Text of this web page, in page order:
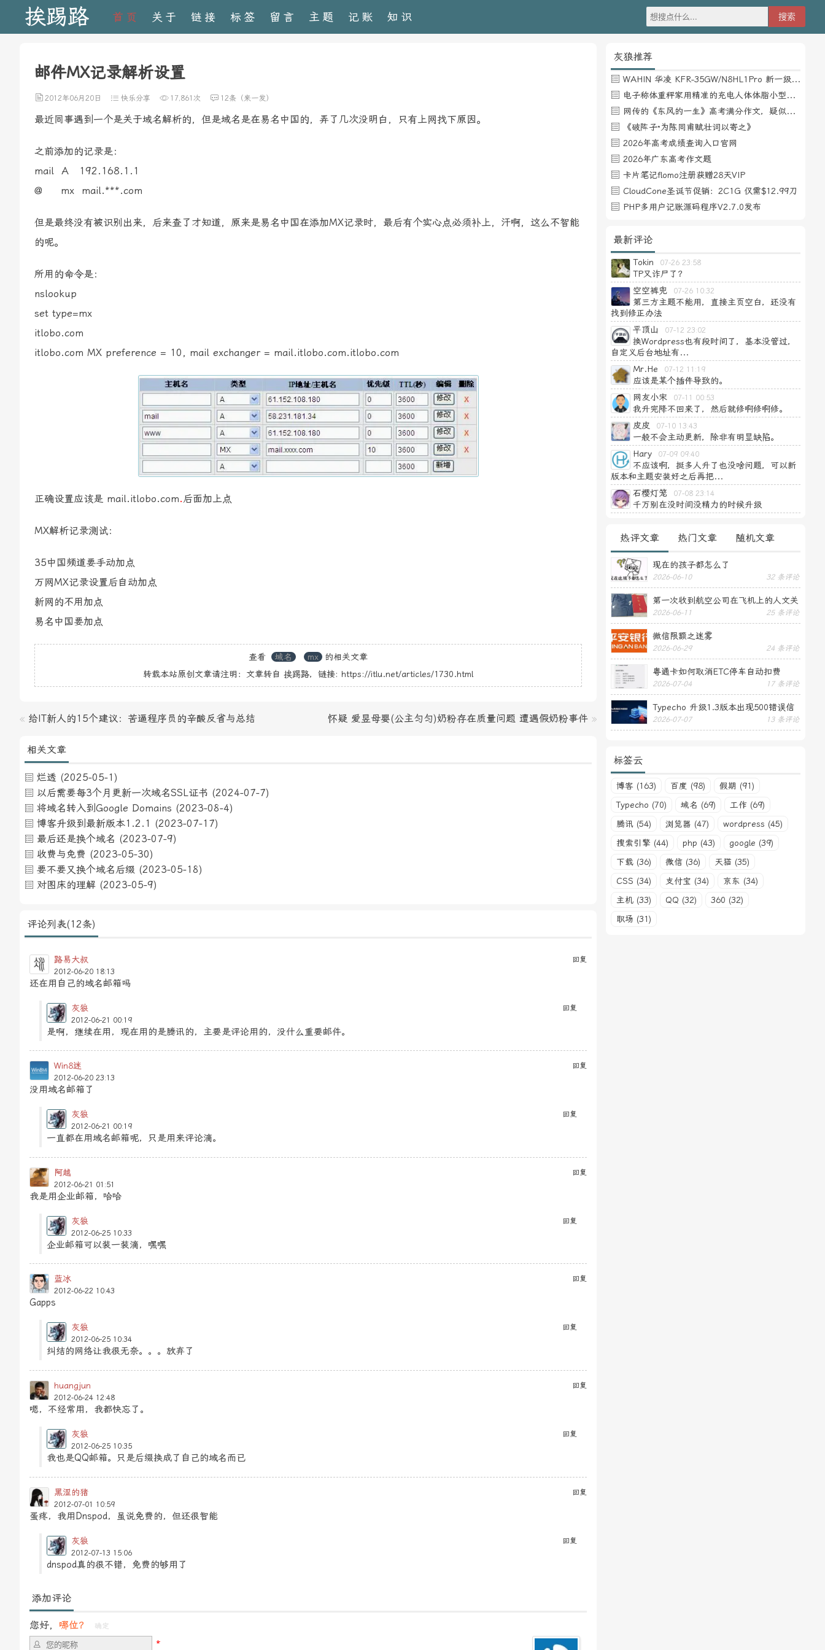
挨踢路 首页 关于 链接 标签 留言 主题 记账 知识
邮件MX记录解析设置
2012年06月20日 快乐分享 17,861次 12条（来一发）
最近同事遇到一个是关于域名解析的，但是域名是在易名中国的，弄了几次没明白，只有上网找下原因。
之前添加的记录是：
mail A 192.168.1.1
@ mx mail.***.com
但是最终没有被识别出来，后来查了才知道，原来是易名中国在添加MX记录时，最后有个实心点必须补上，汗啊，这么不智能
的呢。
所用的命令是：
nslookup
set type=mx
itlobo.com
itlobo.com MX preference = 10, mail exchanger = mail.itlobo.com.itlobo.com
正确设置应该是 mail.itlobo.com.后面加上点
MX解析记录测试：
35中国频道要手动加点
万网MX记录设置后自动加点
新网的不用加点
易名中国要加点
查看 域名 mx
的相关文章
转载本站原创文章请注明：文章转自 挨踢路，链接: https://itlu.net/articles/1730.html
« 给IT新人的15个建议：苦逼程序员的辛酸反省与总结 怀疑 爱昱母婴(公主匀匀)奶粉存在质量问题 遭遇假奶粉事件 »
相关文章
烂透 (2025-05-1)
以后需要每3个月更新一次域名SSL证书 (2024-07-7)
将域名转入到Google Domains (2023-08-4)
博客升级到最新版本1.2.1 (2023-07-17)
最后还是换个域名 (2023-07-9)
收费与免费 (2023-05-30)
要不要又换个域名后缀 (2023-05-18)
对图床的理解 (2023-05-9)
评论列表(12条)
回复
路易大叔
2012-06-20 18:13
还在用自己的域名邮箱吗
回复
灰狼
2012-06-21 00:19
是啊，继续在用，现在用的是腾讯的，主要是评论用的，没什么重要邮件。
回复
Win8迷
2012-06-20 23:13
没用域名邮箱了
回复
灰狼
2012-06-21 00:19
一直都在用域名邮箱呢，只是用来评论滴。
回复
阿越
2012-06-21 01:51
我是用企业邮箱，哈哈
回复
灰狼
2012-06-25 10:33
企业邮箱可以装一装滴，嘿嘿
回复
蓝冰
2012-06-22 10:43
Gapps
回复
灰狼
2012-06-25 10:34
纠结的网络让我很无奈。。。放弃了
回复
huangjun
2012-06-24 12:48
嗯，不经常用，我都快忘了。
回复
灰狼
2012-06-25 10:35
我也是QQ邮箱。只是后缀换成了自己的域名而已
回复
黑涩的猪
2012-07-01 10:59
蛋疼，我用Dnspod，虽说免费的，但还很智能
回复
灰狼
2012-07-13 15:06
dnspod真的很不错，免费的够用了
添加评论
您好， 哪位？ 确定
灰狼推荐
WAHIN 华凌 KFR-35GW/N8HL1Pro 新一级能效 壁挂式空调 1.5匹
电子称体重秤家用精准的充电人体体脂小型称重支持HUAWEI HiLink
网传的《东风的一生》高考满分作文，疑似自媒体或其他渠道炒作
《破阵子·为陈同甫赋壮词以寄之》
2026年高考成绩查询入口官网
2026年广东高考作文题
卡片笔记flomo注册获赠28天VIP
CloudCone圣诞节促销：2C1G 仅需$12.99刀
PHP多用户记账源码程序V2.7.0发布
最新评论
Tokin 07-26 23:58
TP又诈尸了？
空空裤兜
07-26 10:32
第三方主题不能用，直接主页空白，还没有
找到修正办法
平顶山
07-12 23:02
换Wordpress也有段时间了，基本没管过，
自定义后台地址有...
Mr.He
07-12 11:19
应该是某个插件导致的。
网友小宋
07-11 00:53
我升完降不回来了，然后就修啊修啊修。
皮皮
07-10 13:43
一般不会主动更新，除非有明显缺陷。
Hary
07-09 09:40
不应该啊，挺多人升了也没啥问题，可以新
版本和主题安装好之后再把...
石樱灯笼
07-08 23:14
千万别在没时间没精力的时候升级
热评文章 热门文章 随机文章
现在的孩子都怎么了
2026-06-10 32 条评论
第一次收到航空公司在飞机上的人文关
怀——送生日贺卡
2026-06-11 25 条评论
微信限额之迷雾
2026-06-29 24 条评论
粤通卡如何取消ETC停车自动扣费
2026-07-04 17 条评论
Typecho 升级1.3版本出现500错误信
息
2026-07-07 13 条评论
标签云
博客 (163) 百度 (98)
假期 (91)
Typecho (70)
域名 (69)
工作 (69)
腾讯 (54)
浏览器 (47)
wordpress (45)
搜索引擎 (44)
php (43)
google (39)
下载 (36)
微信 (36)
天猫 (35)
CSS (34)
支付宝 (34)
京东 (34)
主机 (33)
QQ (32)
360 (32)
职场 (31)